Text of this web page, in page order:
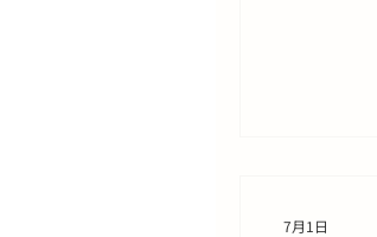
7月1日